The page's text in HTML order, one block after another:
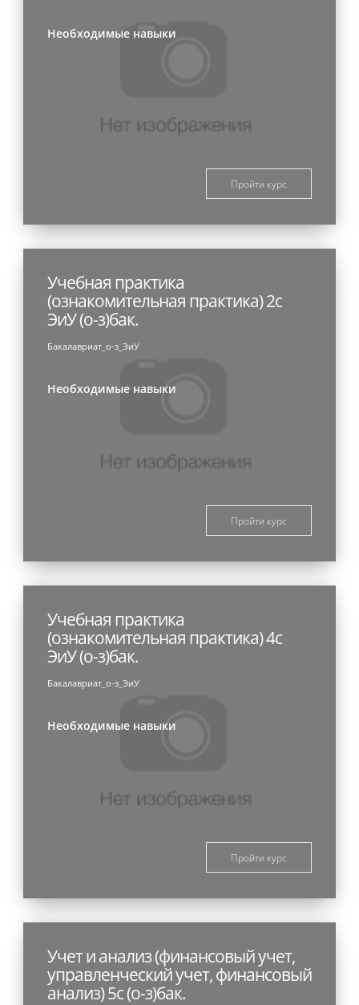
Необходимые навыки
Пройти курс
Учебная практика
(ознакомительная практика) 2с
ЭиУ (о-з)бак.
Бакалавриат_о-з_ЭиУ
Необходимые навыки
Пройти курс
Учебная практика
(ознакомительная практика) 4с
ЭиУ (о-з)бак.
Бакалавриат_о-з_ЭиУ
Необходимые навыки
Пройти курс
Учет и анализ (финансовый учет,
управленческий учет, финансовый
анализ) 5с (о-з)бак.